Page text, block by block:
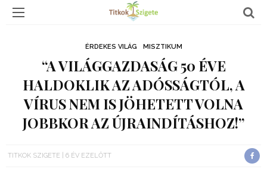
ÉRDEKES VILÁG MISZTIKUM
“A VILÁGGAZDASÁG 50 ÉVE
HALDOKLIK AZ ADÓSSÁGTÓL, A
VÍRUS NEM IS JÖHETETT VOLNA
JOBBKOR AZ ÚJRAINDÍTÁSHOZ!”
TITKOK SZIGETE 6 ÉV EZELŐTT